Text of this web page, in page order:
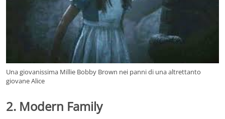
Una giovanissima Millie Bobby Brown nei panni di una altrettanto
giovane Alice
2. Modern Family